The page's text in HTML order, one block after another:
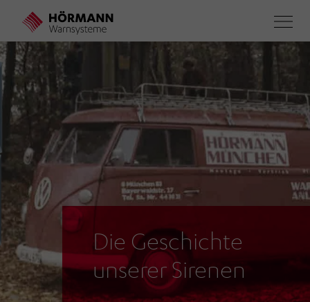
Direkt
Inhalt
Die Geschichte
unserer Sirenen